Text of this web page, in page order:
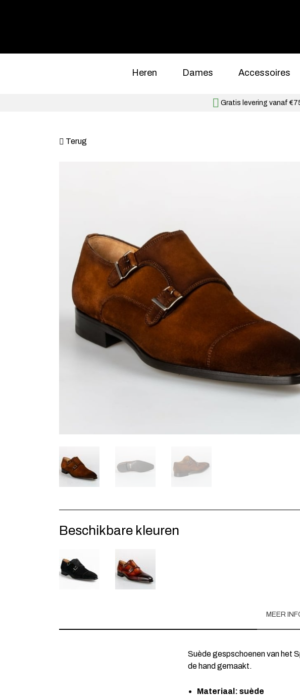
Heren Dames Accessoires
Gratis levering vanaf
Terug
Beschikbare kleuren
MEER
Suède gespschoenen van het
de hand gemaakt.
Materiaal: suède